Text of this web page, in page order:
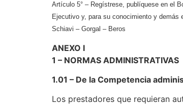
Artículo 5° – Regístrese, publíquese en el
Ejecutivo y, para su conocimiento y
Schiavi – Gorgal – Beros
ANEXO I
1 – NORMAS ADMINISTRATIVAS
1.01 – De la Competencia
Los prestadores que requieran